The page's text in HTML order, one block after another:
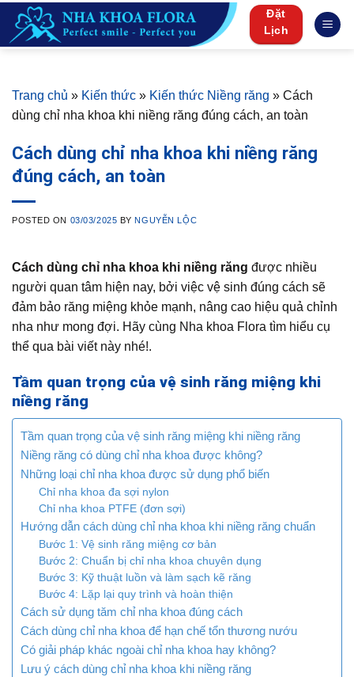
content
Đặt
Lịch
Trang chủ » Kiến thức » Kiến thức Niềng răng » Cách
dùng chỉ nha khoa khi niềng răng đúng cách, an toàn
Cách dùng chỉ nha khoa khi niềng răng
đúng cách, an toàn
POSTED ON 03/03/2025 BYNGUYỄN LỘC
Cách dùng chỉ nha khoa khi niềng răng được nhiều
người quan tâm hiện nay, bởi việc vệ sinh đúng cách sẽ
đảm bảo răng miệng khỏe mạnh, nâng cao hiệu quả chỉnh
nha như mong đợi. Hãy cùng Nha khoa Flora tìm hiểu cụ
thể qua bài viết này nhé!.
Tầm quan trọng của vệ sinh răng miệng khi
niềng răng
Tầm quan trọng của vệ sinh răng miệng khi niềng răng
Niềng răng có dùng chỉ nha khoa được không?
Những loại chỉ nha khoa được sử dụng phổ biến
Chỉ nha khoa đa sợi nylon
Chỉ nha khoa PTFE (đơn sợi)
Hướng dẫn cách dùng chỉ nha khoa khi niềng răng chuẩn
Bước 1: Vệ sinh răng miệng cơ bản
Bước 2: Chuẩn bị chỉ nha khoa chuyên dụng
Bước 3: Kỹ thuật luồn và làm sạch kẽ răng
Bước 4: Lặp lại quy trình và hoàn thiện
Cách sử dụng tăm chỉ nha khoa đúng cách
Cách dùng chỉ nha khoa để hạn chế tổn thương nướu
Có giải pháp khác ngoài chỉ nha khoa hay không?
Lưu ý cách dùng chỉ nha khoa khi niềng răng